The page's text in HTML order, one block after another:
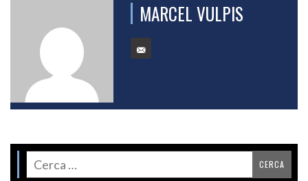
MARCEL VULPIS